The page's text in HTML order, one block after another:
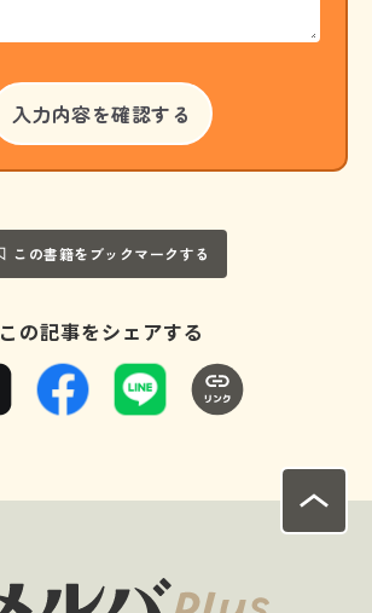
この書籍をブックマークする
この記事をシェアする